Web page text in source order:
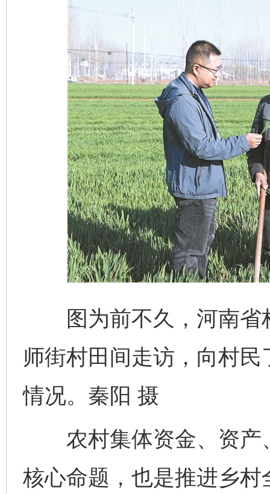
图为前不久，河南省
师街村田间走访，向村
情况。秦阳 摄
农村集体资金、资产
核心命题，也是推进乡